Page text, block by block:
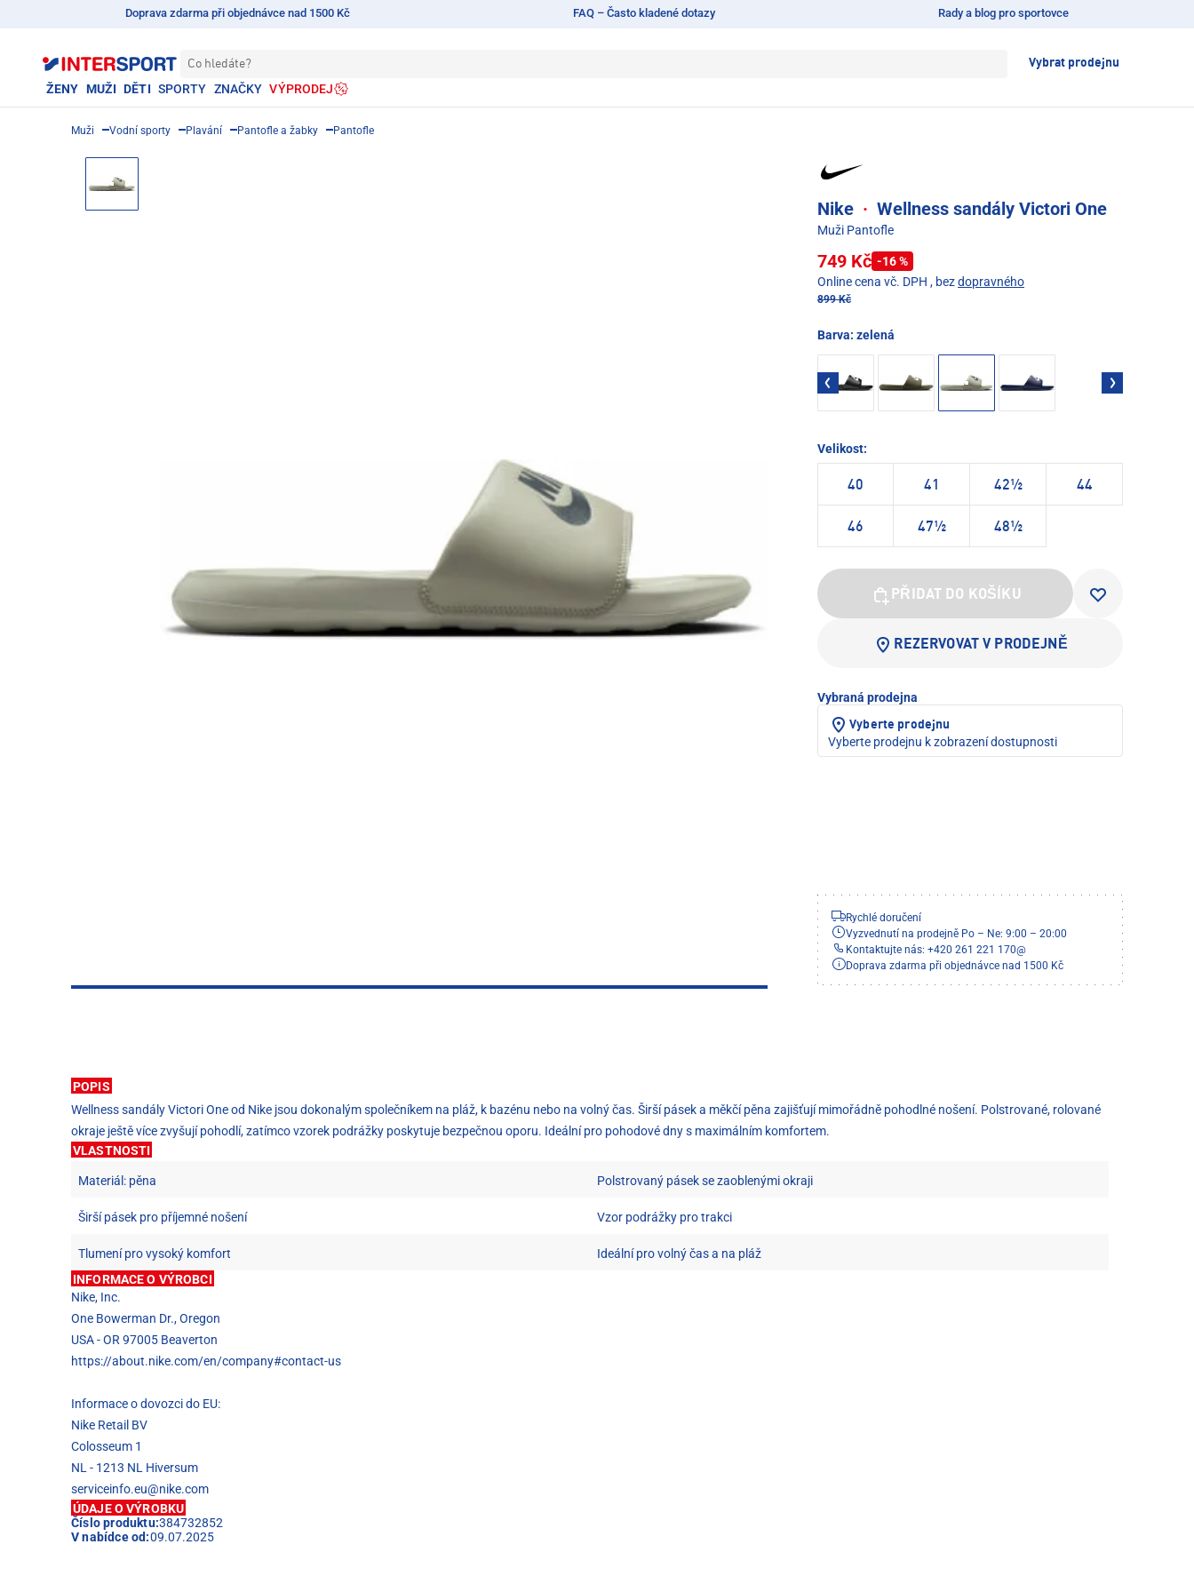
Doprava zdarma při objednávce nad 1500 Kč FAQ – Často kladené dotazy Rady a blog pro sportovce
Co hledáte? Vybrat prodejnu
ŽENY MUŽI DĚTI SPORTY ZNAČKY VÝPRODEJ
Muži Vodní sporty Plavání Pantofle a žabky Pantofle
Nike · Wellness sandály Victori One
Muži Pantofle
749 Kč -16 %
Online cena vč. DPH , bezdopravného
899 Kč
Barva: zelená
Velikost:
40 41 42½ 44
46 47½ 48½
PŘIDAT DO KOŠÍKU
REZERVOVAT V PRODEJNĚ
Vybraná prodejna
Vyberte prodejnu
Vyberte prodejnu k zobrazení dostupnosti
Rychlé doručení
Vyzvednutí na prodejně Po – Ne: 9:00 – 20:00
Kontaktujte nás: +420 261 221 170@
Doprava zdarma při objednávce nad 1500 Kč
POPIS
Wellness sandály Victori One od Nike jsou dokonalým společníkem na pláž, k bazénu nebo na volný čas. Širší pásek a měkčí pěna zajišťují mimořádně pohodlné nošení. Polstrované, rolované
okraje ještě více zvyšují pohodlí, zatímco vzorek podrážky poskytuje bezpečnou oporu. Ideální pro pohodové dny s maximálním komfortem.
VLASTNOSTI
Materiál: pěna Polstrovaný pásek se zaoblenými okraji
Širší pásek pro příjemné nošení Vzor podrážky pro trakci
Tlumení pro vysoký komfort
Ideální pro volný čas a na pláž
INFORMACE O VÝROBCI
Nike, Inc.
One Bowerman Dr., Oregon
USA - OR 97005 Beaverton
https://about.nike.com/en/company#contact-us
Informace o dovozci do EU:
Nike Retail BV
Colosseum 1
NL - 1213 NL Hiversum
serviceinfo.eu@nike.com
ÚDAJE O VÝROBKU
Číslo produktu:384732852
V nabídce od:09.07.2025